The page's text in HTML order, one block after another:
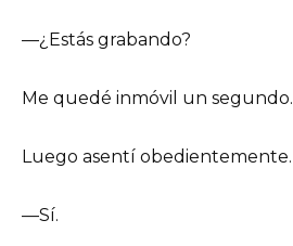
—¿Estás grabando?
Me quedé inmóvil un segundo.
Luego asentí obedientemente.
—Sí.